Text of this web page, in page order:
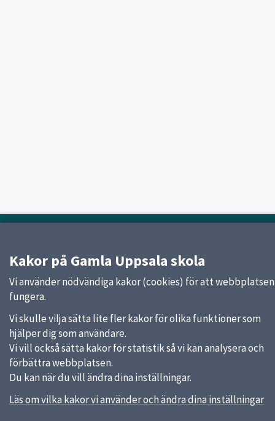
Kakor på Gamla Uppsala skola
Vi använder nödvändiga kakor (cookies) för att
fungera.
Vi skulle vilja sätta lite fler kakor för olika funktioner som
hjälper dig som användare.
Vi vill också sätta kakor för statistik så vi kan analysera och
förbättra webbplatsen.
Du kan när du vill ändra dina inställningar.
Läs om vilka kakor vi använder och ändra dina inställningar
Sidfot
Start
Om skolan
Verksamheter & årskurser
Kontakt
Elevhälsa
Snabblänkar
Uppsala kommun
Skolverket